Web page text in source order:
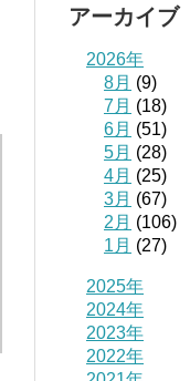
アーカイブ
2026年
8月 (9)
7月 (18)
6月 (51)
5月 (28)
4月 (25)
3月 (67)
2月 (106)
1月 (27)
2025年
2024年
2023年
2022年